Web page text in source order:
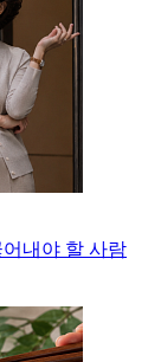
내야 할 사람